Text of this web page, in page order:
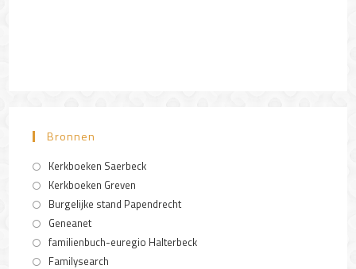
Bronnen
Kerkboeken Saerbeck
Kerkboeken Greven
Burgelijke stand Papendrecht
Geneanet
familienbuch-euregio Halterbeck
Familysearch